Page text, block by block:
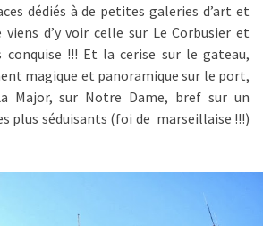
dédiés à de petites galeries d’art et
d’y voir celle sur Le Corbusier et
conquise !!! Et la cerise sur le gateau,
magique et panoramique sur le port,
Major, sur Notre Dame, bref sur un
plus séduisants (foi de marseillaise !!!)